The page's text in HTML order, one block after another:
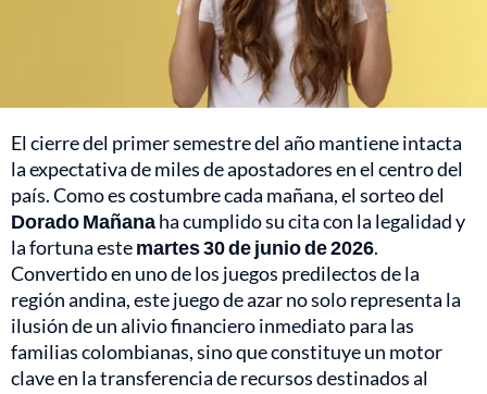
El cierre del primer semestre del año mantiene intacta
la expectativa de miles de apostadores en el centro del
país. Como es costumbre cada mañana, el sorteo del
Dorado Mañanaha cumplido su cita con la legalidad y
la fortuna estemartes 30 de junio de 2026.
Convertido en uno de los juegos predilectos de la
región andina, este juego de azar no solo representa la
ilusión de un alivio financiero inmediato para las
familias colombianas, sino que constituye un motor
clave en la transferencia de recursos destinados al